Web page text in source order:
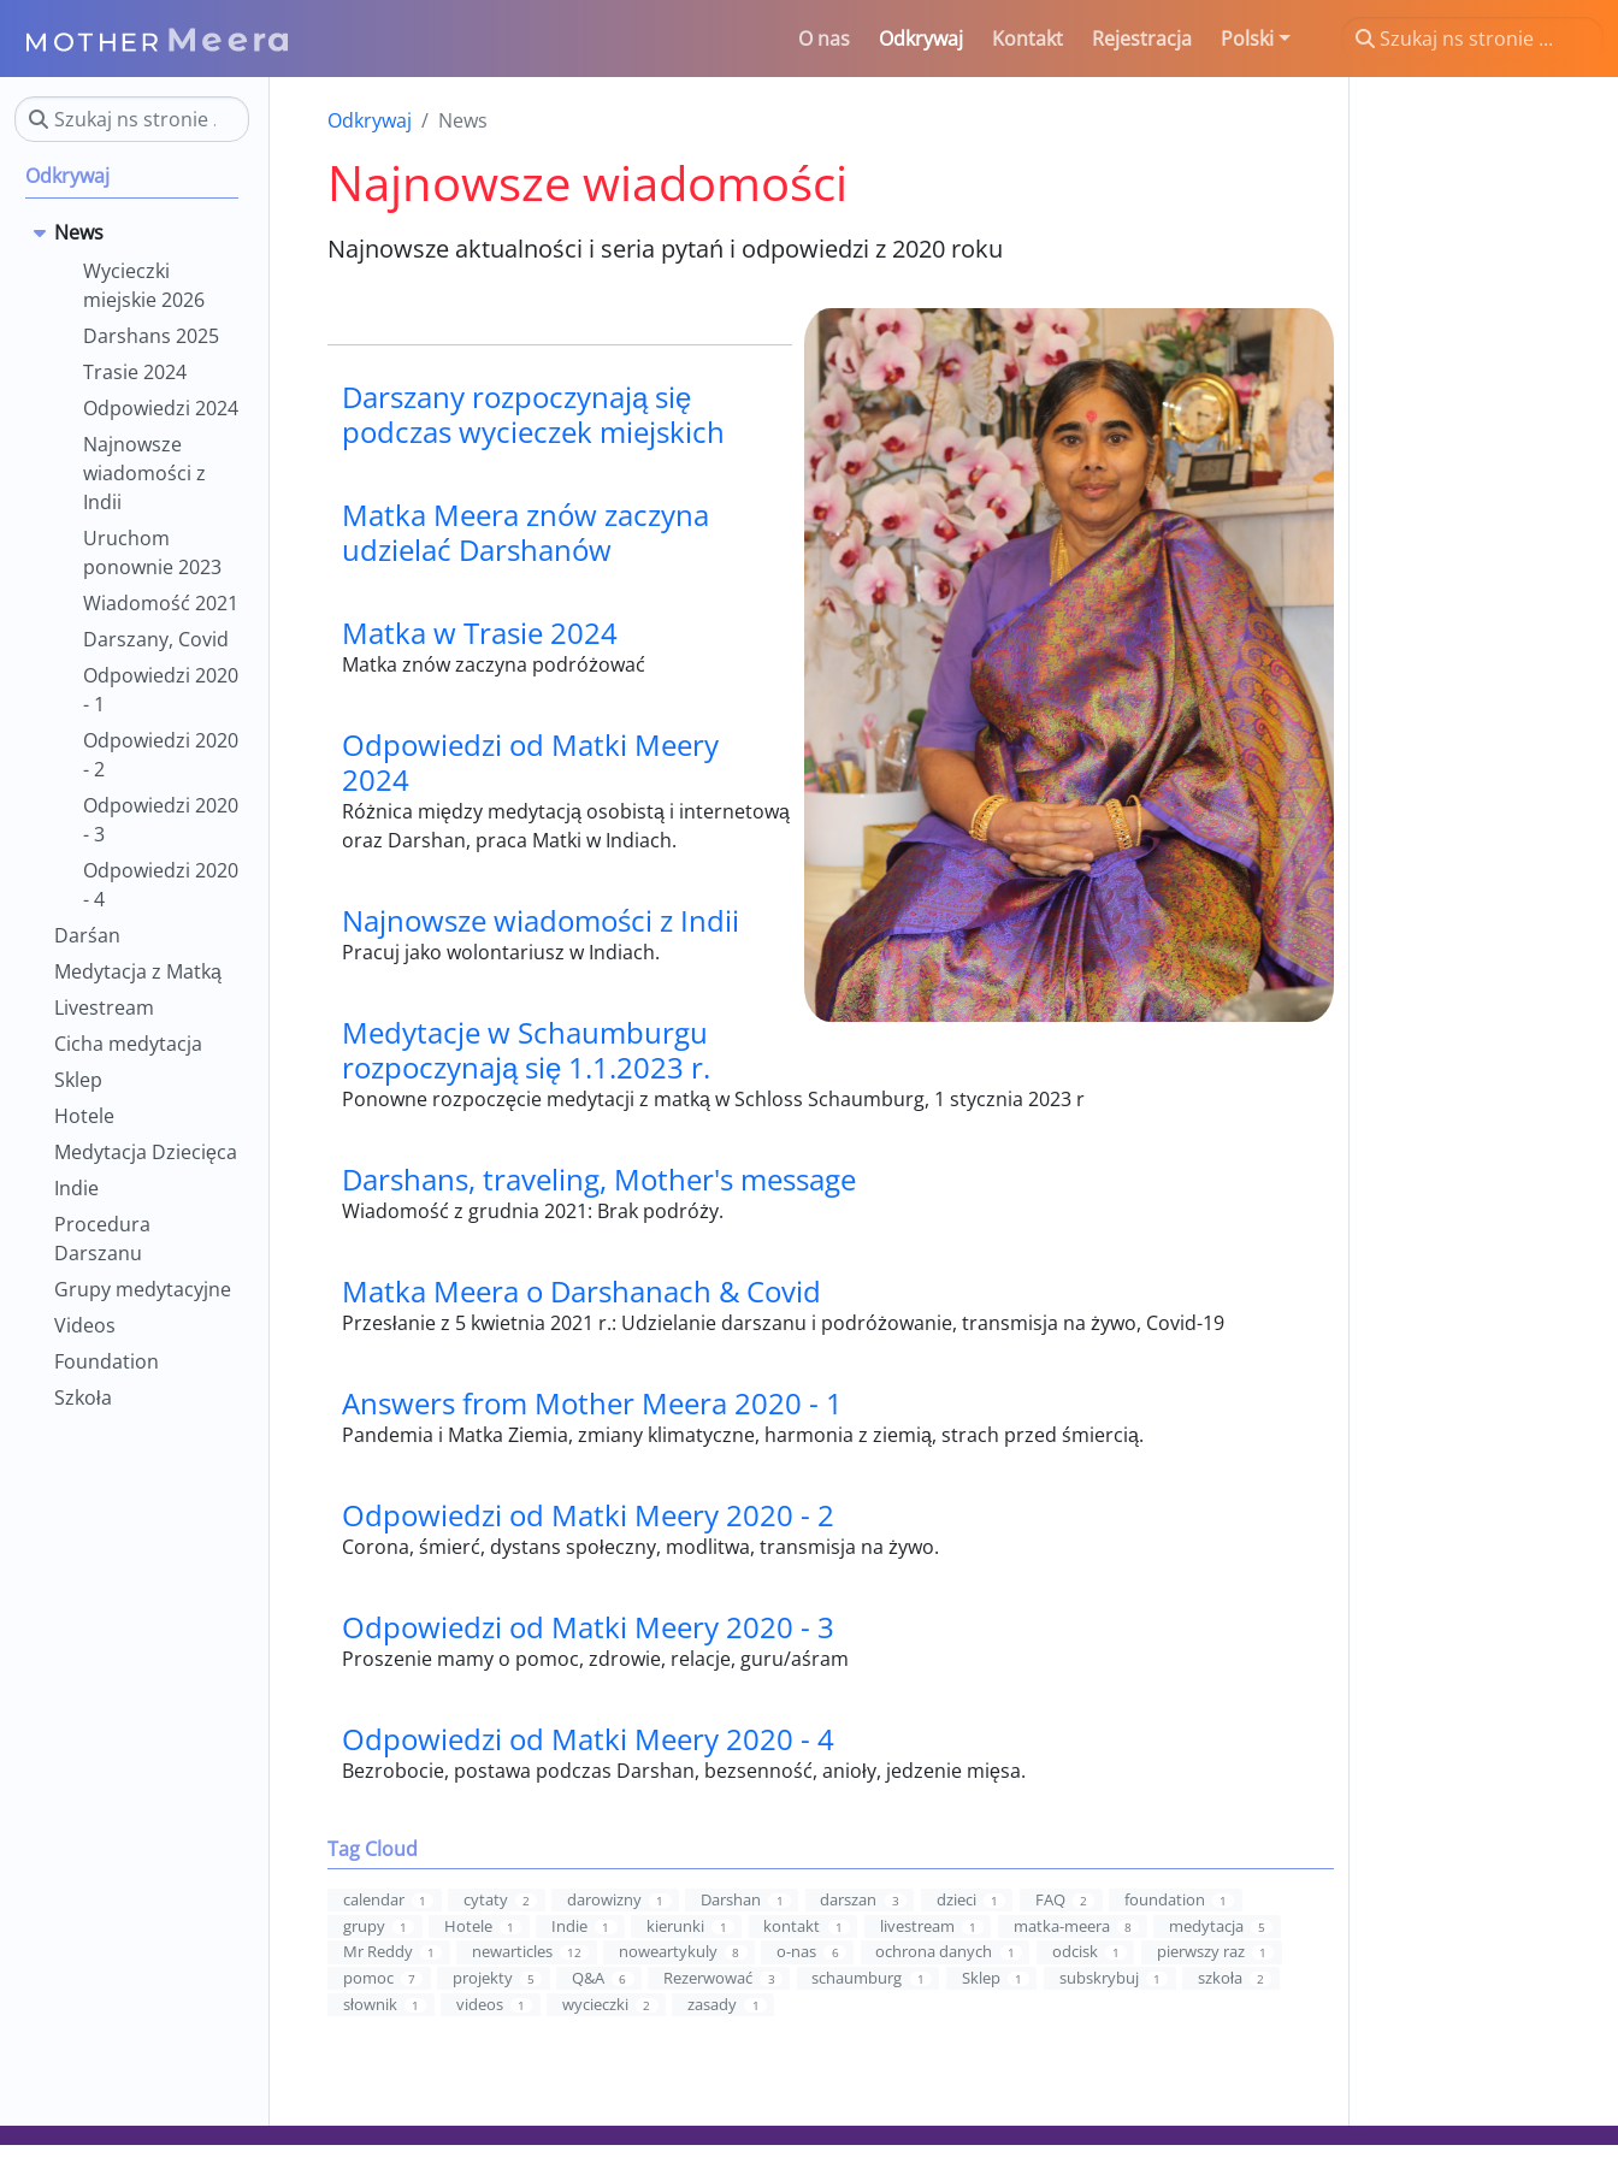
O nas Odkrywaj Kontakt Rejestracja Polski
Odkrywaj
News
Wycieczki
miejskie 2026
Darshans 2025
Trasie 2024
Odpowiedzi 2024
Najnowsze
wiadomości z
Indii
Uruchom
ponownie 2023
Wiadomość 2021
Darszany, Covid
Odpowiedzi 2020
- 1
Odpowiedzi 2020
- 2
Odpowiedzi 2020
- 3
Odpowiedzi 2020
- 4
Darśan
Medytacja z Matką
Livestream
Cicha medytacja
Sklep
Hotele
Medytacja Dziecięca
Indie
Procedura
Darszanu
Grupy medytacyjne
Videos
Foundation
Szkoła
Odkrywaj News
Najnowsze wiadomości
Najnowsze aktualności i seria pytań i odpowiedzi z 2020 roku
Darszany rozpoczynają się
podczas wycieczek miejskich
Matka Meera znów zaczyna
udzielać Darshanów
Matka w Trasie 2024
Matka znów zaczyna podróżować
Odpowiedzi od Matki Meery
2024
Różnica między medytacją osobistą i internetową
oraz Darshan, praca Matki w Indiach.
Najnowsze wiadomości z Indii
Pracuj jako wolontariusz w Indiach.
Medytacje w Schaumburgu
rozpoczynają się 1.1.2023 r.
Ponowne rozpoczęcie medytacji z matką w Schloss Schaumburg, 1 stycznia 2023 r
Darshans, traveling, Mother's message
Wiadomość z grudnia 2021: Brak podróży.
Matka Meera o Darshanach & Covid
Przesłanie z 5 kwietnia 2021 r.: Udzielanie darszanu i podróżowanie, transmisja na żywo, Covid-19
Answers from Mother Meera 2020 - 1
Pandemia i Matka Ziemia, zmiany klimatyczne, harmonia z ziemią, strach przed śmiercią.
Odpowiedzi od Matki Meery 2020 - 2
Corona, śmierć, dystans społeczny, modlitwa, transmisja na żywo.
Odpowiedzi od Matki Meery 2020 - 3
Proszenie mamy o pomoc, zdrowie, relacje, guru/aśram
Odpowiedzi od Matki Meery 2020 - 4
Bezrobocie, postawa podczas Darshan, bezsenność, anioły, jedzenie mięsa.
Tag Cloud
calendar 1 cytaty 2 darowizny 1 Darshan 1 darszan 3 dzieci 1 FAQ 2 foundation 1
grupy 1 Hotele 1 Indie 1 kierunki 1 kontakt 1 livestream 1 matka-meera 8 medytacja 5
Mr Reddy 1 newarticles 12 noweartykuly 8 o-nas 6 ochrona danych 1 odcisk 1 pierwszy raz 1
pomoc 7 projekty 5 Q&A 6 Rezerwować 3 schaumburg 1 Sklep 1 subskrybuj 1 szkoła 2
słownik 1 videos 1 wycieczki 2 zasady 1